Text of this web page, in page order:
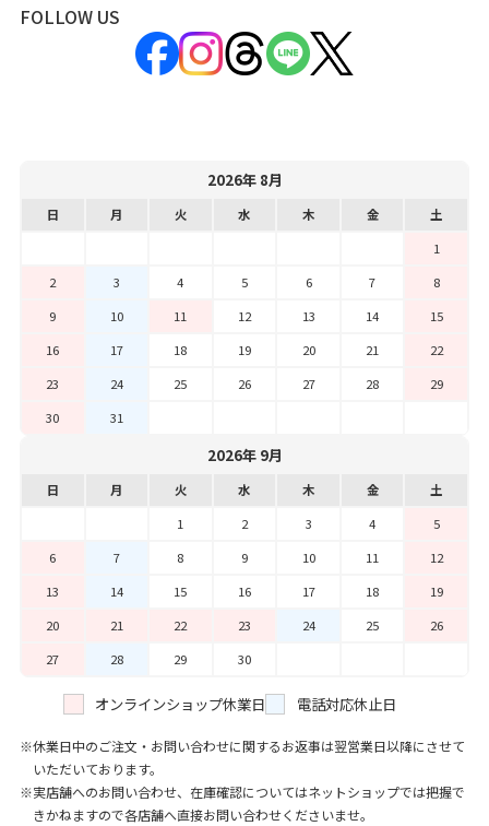
FOLLOW US
2026年 8月
日 月 火 水 木 金
土
1
2
3 4 5 6 7
8
9
10 11 12 13 14
15
16
17 18 19 20 21
22
23
24 25 26 27 28
29
30
31
2026年 9月
日 月 火 水 木 金
土
1
2 3 4
5
6
7 8 9 10 11
12
13
14 15 16 17 18
19
20
21 22 23 24 25
26
27
28 29 30
オンラインショップ休業日 電話対応休止日
休業日中のご注文・お問い合わせに関するお返事は翌営業日以降にさせて
いただいております。
実店舗へのお問い合わせ、在庫確認についてはネットショップでは把握で
きかねますので各店舗へ直接お問い合わせくださいませ。